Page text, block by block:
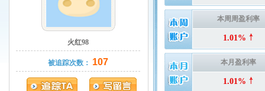
火红98
被追踪次数： 107
本周周盈利率
1.01%
本月盈利率
1.01%